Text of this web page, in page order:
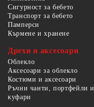
Сигурност за бебето
Транспорт за бебето
Памперси
Кърмене и хранене
Дрехи и аксесоари
Облекло
Аксесоари за облекло
Костюми и аксесоари
Ръчни чанти, портфейли и
куфари